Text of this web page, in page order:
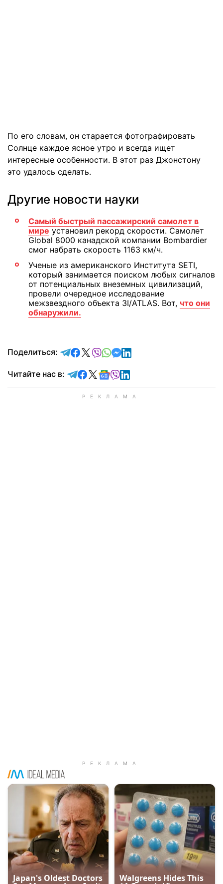
По его словам, он старается фотографировать
Солнце каждое ясное утро и всегда ищет
интересные особенности. В этот раз Джонстону
это удалось сделать.
Другие новости науки
Самый быстрый пассажирский самолет в
мире установил рекорд скорости. Самолет
Global 8000 канадской компании Bombardier
смог набрать скорость 1163 км/ч.
Ученые из американского Института SETI,
который занимается поиском любых сигналов
от потенциальных внеземных цивилизаций,
провели очередное исследование
межзвездного объекта 3I/ATLAS. Вот, что они
обнаружили.
Поделиться: отправить в Telegram
поделиться в Facebook
поделиться в X
отправить в Viber
отправить в Whatsapp
отправить в Messenger
отправить в LinkedIn
Читайте нас в: Читайте в Telegram
Читайте в Facebook
Читайте в X
Читайте в Google news
Читайте в Viber
Читайте в LinkedIn